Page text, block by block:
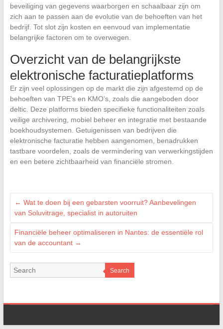
beveiliging van gegevens waarborgen en schaalbaar zijn om
zich aan te passen aan de evolutie van de behoeften van het
bedrijf. Tot slot zijn kosten en eenvoud van implementatie
belangrijke factoren om te overwegen.
Overzicht van de belangrijkste
elektronische facturatieplatforms
Er zijn veel oplossingen op de markt die zijn afgestemd op de
behoeften van TPE’s en KMO’s, zoals die aangeboden door
deltic. Deze platforms bieden specifieke functionaliteiten zoals
veilige archivering, mobiel beheer en integratie met bestaande
boekhoudsystemen. Getuigenissen van bedrijven die
elektronische facturatie hebben aangenomen, benadrukken
tastbare voordelen, zoals de vermindering van verwerkingstijden
en een betere zichtbaarheid van financiële stromen.
← Wat te doen bij een gebarsten voorruit? Aanbevelingen
van Soluvitrage, specialist in autoruiten
Financiële beheer optimaliseren in Nantes: de essentiële rol
van de accountant →
Search